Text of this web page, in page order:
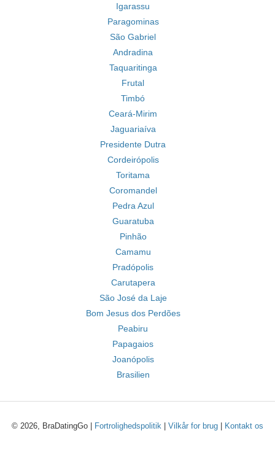
Igarassu
Paragominas
São Gabriel
Andradina
Taquaritinga
Frutal
Timbó
Ceará-Mirim
Jaguariaíva
Presidente Dutra
Cordeirópolis
Toritama
Coromandel
Pedra Azul
Guaratuba
Pinhão
Camamu
Pradópolis
Carutapera
São José da Laje
Bom Jesus dos Perdões
Peabiru
Papagaios
Joanópolis
Brasilien
© 2026, BraDatingGo | Fortrolighedspolitik Vilkår for brug Kontakt os